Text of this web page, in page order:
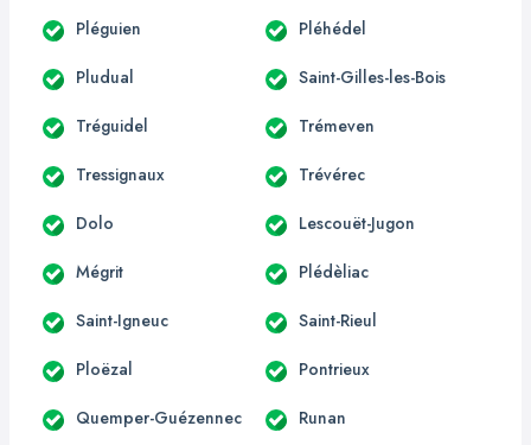
Pléguien Pléhédel
Pludual Saint-Gilles-les-Bois
Tréguidel Trémeven
Tressignaux Trévérec
Dolo Lescouët-Jugon
Mégrit Plédèliac
Saint-Igneuc Saint-Rieul
Ploëzal Pontrieux
Quemper-Guézennec Runan